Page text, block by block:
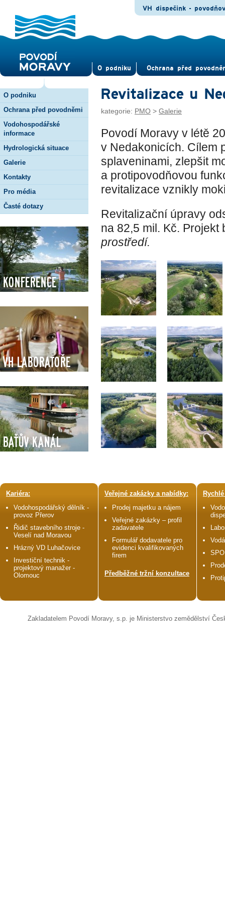
O pod­niku Ochrana před
VH dispečink -
O podniku
Ochrana před povodněmi
Vodohospodářské
informace
Hydrologická situace
Galerie
Kontakty
Pro média
Časté dotazy
Konference
VH Laboratoře
Baťův kanál
Revitalizace u
kategorie: PMO > Galerie
Povodí Moravy v létě
v Nedakonicích. Cílem
splaveninami, zlepšit
a protipovodňovou
revitalizace vznikly
Revitalizační úpravy
na 82,5 mil. Kč. Projekt
prostředí.
Kariéra:
Vodohospodářský dělník -
provoz Přerov
Řidič stavebního stroje -
Veselí nad Moravou
Hrázný VD Luhačovice
Investiční technik -
projektový manažer -
Olomouc
Veřejné zakázky a nabídky:
Prodej majetku a nájem
Veřejné zakázky – profil
zadavatele
Formulář dodavatele pro
evidenci kvalifikovaných
firem
Předběžné tržní konzultace
Zakladatelem Povodí Moravy, s.p. je Ministerstvo zemědělství